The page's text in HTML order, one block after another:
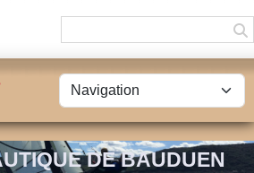
DE BAUDUEN
cookies